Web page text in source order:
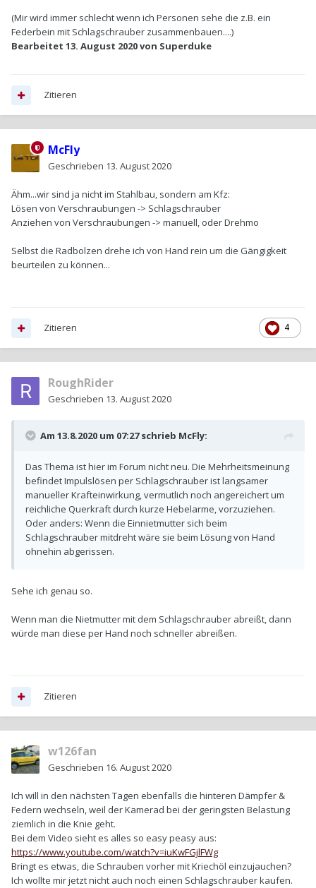
(Mir wird immer schlecht wenn ich Personen sehe die z.B. ein
Federbein mit Schlagschrauber zusammenbauen....)
Bearbeitet 13. August 2020von Superduke
Zitieren
McFly
Geschrieben 13. August 2020
Ähm...wir sind ja nicht im Stahlbau, sondern am Kfz:
Lösen von Verschraubungen -> Schlagschrauber
Anziehen von Verschraubungen -> manuell, oder Drehmo
Selbst die Radbolzen drehe ich von Hand rein um die Gängigkeit
beurteilen zu können...
4
Zitieren
RoughRider
Geschrieben 13. August 2020
Am 13.8.2020 um 07:27 schrieb McFly:
Das Thema ist hier im Forum nicht neu. Die Mehrheitsmeinung
befindet Impulslösen per Schlagschrauber ist langsamer
manueller Krafteinwirkung, vermutlich noch angereichert um
reichliche Querkraft durch kurze Hebelarme, vorzuziehen.
Oder anders: Wenn die Einnietmutter sich beim
Schlagschrauber mitdreht wäre sie beim Lösung von Hand
ohnehin abgerissen.
Sehe ich genau so.
Wenn man die Nietmutter mit dem Schlagschrauber abreißt, dann
würde man diese per Hand noch schneller abreißen.
Zitieren
w126fan
Geschrieben 16. August 2020
Ich will in den nächsten Tagen ebenfalls die hinteren Dämpfer &
Federn wechseln, weil der Kamerad bei der geringsten Belastung
ziemlich in die Knie geht.
Bei dem Video sieht es alles so easy peasy aus:
https://www.youtube.com/watch?v=iuKwFGjlFWg
Bringt es etwas, die Schrauben vorher mit Kriechöl einzujauchen?
Ich wollte mir jetzt nicht auch noch einen Schlagschrauber kaufen.